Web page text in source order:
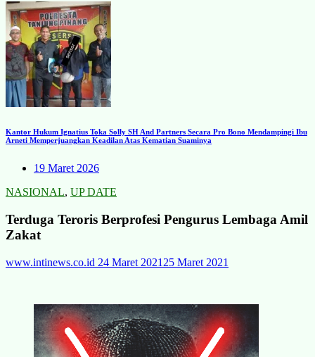
Kantor Hukum Ignatius Toka Solly SH And Partners Secara Pro Bono Mendampingi Ibu
Arneti Memperjuangkan Keadilan Atas Kematian Suaminya
19 Maret 2026
NASIONAL, UP DATE
Terduga Teroris Berprofesi Pengurus Lembaga Amil
Zakat
www.intinews.co.id 24 Maret 2021 25 Maret 2021